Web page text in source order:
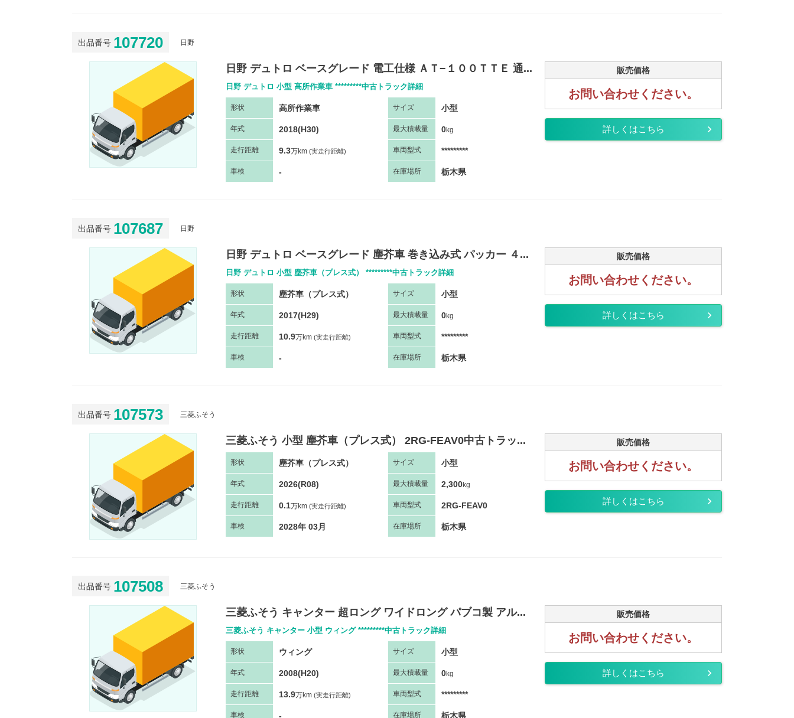
出品番号 107720 日野
日野 デュトロ ベースグレード 電工仕様 ＡＴ−１００ＴＴＥ 通...
日野 デュトロ 小型 高所作業車 *********中古トラック詳細
形状 高所作業車 サイズ 小型
年式 2018(H30) 最大積載量 0kg
走行距離 9.3万km (実走行距離) 車両型式 *********
車検 - 在庫場所 栃木県
販売価格
お問い合わせください。
詳しくはこちら
出品番号 107687 日野
日野 デュトロ ベースグレード 塵芥車 巻き込み式 パッカー ４...
日野 デュトロ 小型 塵芥車（プレス式） *********中古トラック詳細
形状 塵芥車（プレス式） サイズ 小型
年式 2017(H29) 最大積載量 0kg
走行距離 10.9万km (実走行距離) 車両型式 *********
車検 - 在庫場所 栃木県
販売価格
お問い合わせください。
詳しくはこちら
出品番号 107573 三菱ふそう
三菱ふそう 小型 塵芥車（プレス式） 2RG-FEAV0中古トラッ...
形状 塵芥車（プレス式） サイズ 小型
年式 2026(R08) 最大積載量 2,300kg
走行距離 0.1万km (実走行距離) 車両型式 2RG-FEAV0
車検 2028年 03月 在庫場所 栃木県
販売価格
お問い合わせください。
詳しくはこちら
出品番号 107508 三菱ふそう
三菱ふそう キャンター 超ロング ワイドロング パブコ製 アル...
三菱ふそう キャンター 小型 ウィング *********中古トラック詳細
形状 ウィング サイズ 小型
年式 2008(H20) 最大積載量 0kg
走行距離 13.9万km (実走行距離) 車両型式 *********
車検 - 在庫場所 栃木県
販売価格
お問い合わせください。
詳しくはこちら